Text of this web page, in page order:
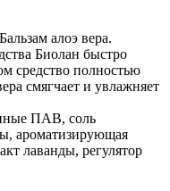
алоэ вера.
Биолан быстро
средство полностью
смягчает и увлажняет
ПАВ, соль
ароматизирующая
лаванды, регулятор